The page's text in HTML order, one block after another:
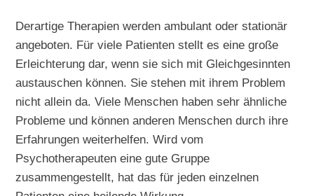
Derartige Therapien werden ambulant oder stationär
angeboten. Für viele Patienten stellt es eine große
Erleichterung dar, wenn sie sich mit Gleichgesinnten
austauschen können. Sie stehen mit ihrem Problem
nicht allein da. Viele Menschen haben sehr ähnliche
Probleme und können anderen Menschen durch ihre
Erfahrungen weiterhelfen. Wird vom
Psychotherapeuten eine gute Gruppe
zusammengestellt, hat das für jeden einzelnen